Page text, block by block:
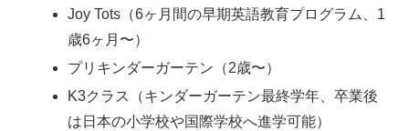
Joy Tots（6ヶ月間の早期英語教育プログラム、1
歳6ヶ月〜）
プリキンダーガーテン（2歳〜）
K3クラス（キンダーガーテン最終学年、卒業後
は日本の小学校や国際学校へ進学可能）